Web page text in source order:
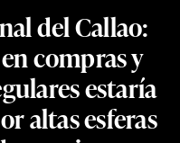
del Callao:
compras y
estaría
altas esferas